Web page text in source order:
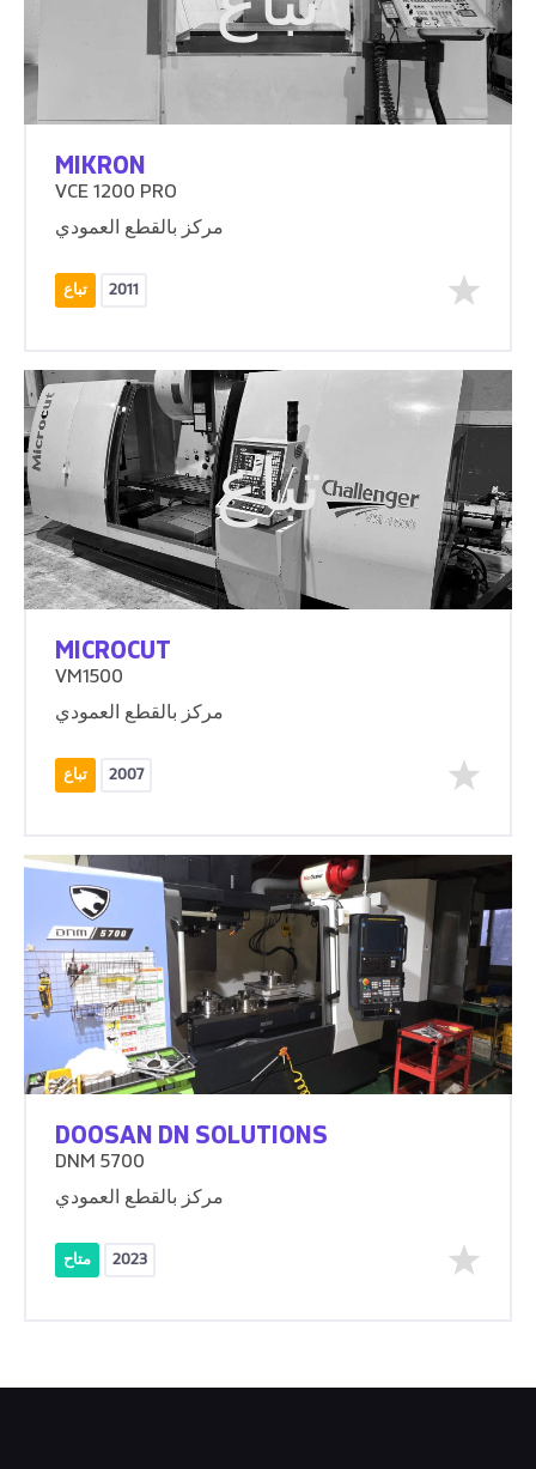
MIKRON
VCE 1200 PRO
مركز بالقطع العمودي
تباع 2011
تباع
MICROCUT
VM1500
مركز بالقطع العمودي
تباع 2007
DOOSAN DN SOLUTIONS
DNM 5700
مركز بالقطع العمودي
متاح 2023